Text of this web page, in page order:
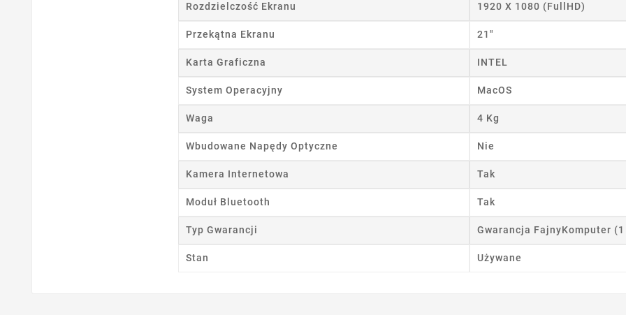
Rozdzielczość Ekranu 1920 X 1080 (FullHD)
Przekątna Ekranu 21"
Karta Graficzna INTEL
System Operacyjny MacOS
Waga 4 Kg
Wbudowane Napędy Optyczne Nie
Kamera Internetowa Tak
Moduł Bluetooth Tak
Typ Gwarancji Gwarancja FajnyKomputer (1
Stan Używane
Utwórz listę życzeń
Anuluj